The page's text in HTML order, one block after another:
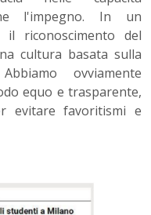
l'impegno. In un
il riconoscimento del
cultura basata sulla
ovviamente
equo e trasparente,
evitare favoritismi e